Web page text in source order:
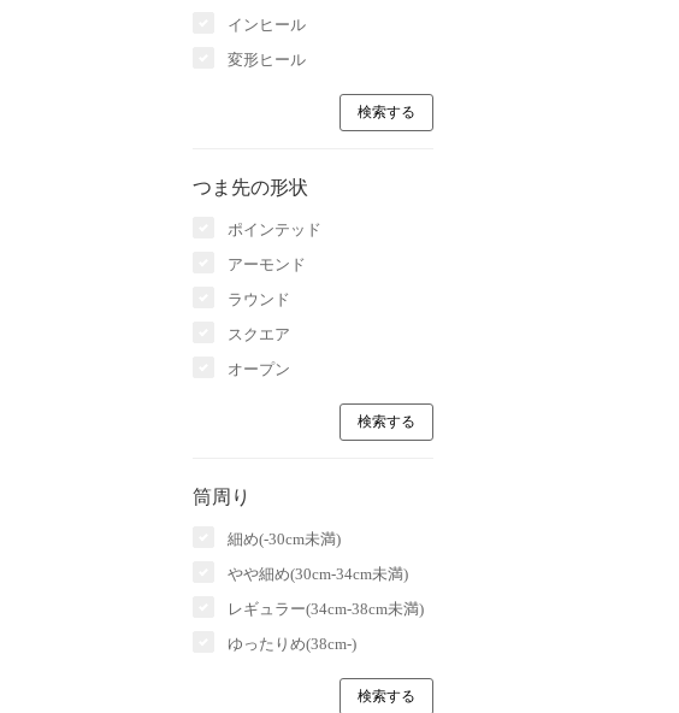
インヒール
変形ヒール
つま先の形状
ポインテッド
アーモンド
ラウンド
スクエア
オープン
筒周り
細め(-30cm未満)
やや細め(30cm-34cm未満)
レギュラー(34cm-38cm未満)
ゆったりめ(38cm-)